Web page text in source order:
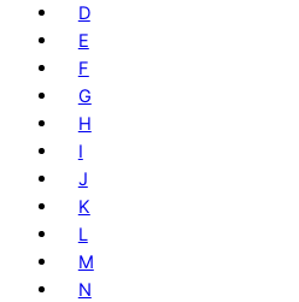
D
E
F
G
H
I
J
K
L
M
N